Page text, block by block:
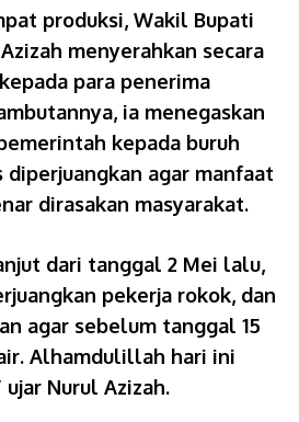
produksi, Wakil Bupati
menyerahkan secara
para penerima
ia menegaskan
kepada buruh
agar manfaat
dirasakan masyarakat.
dari tanggal 2 Mei lalu,
pekerja rokok, dan
agar sebelum tanggal 15
Alhamdulillah hari ini
Nurul Azizah.